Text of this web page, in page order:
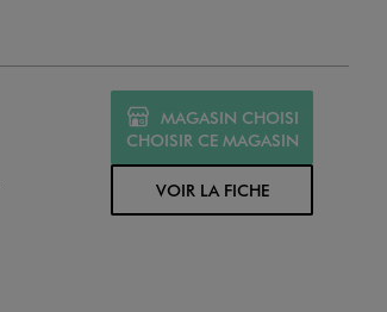
MAGASIN CHOISI
CHOISIR CE MAGASIN
VOIR LA FICHE